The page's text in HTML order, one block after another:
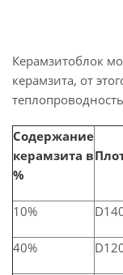
Керамзитоблок
керамзита, от
Содержание
керамзита в
%
10%
40%